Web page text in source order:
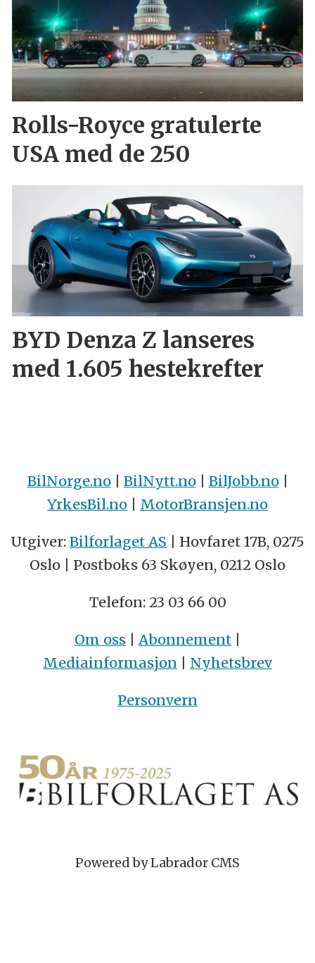
Rolls-Royce gratulerte
USA med de 250
BYD Denza Z lanseres
med 1.605 hestekrefter
BilNorge.no| BilNytt.no| BilJobb.no|
YrkesBil.no | MotorBransjen.no
Utgiver: Bilforlaget AS | Hovfaret 17B, 0275
Oslo | Postboks 63 Skøyen, 0212 Oslo
Telefon: 23 03 66 00
Om oss | Abonnement |
Mediainformasjon | Nyhetsbrev
Personvern
Powered by Labrador CMS